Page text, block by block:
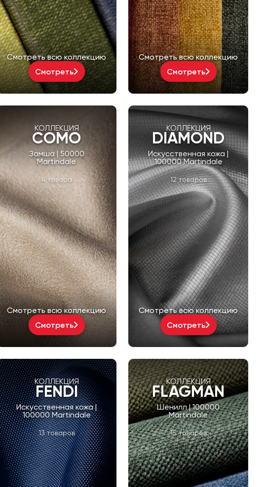
Смотреть всю коллекцию
Смотреть
Смотреть всю коллекцию
Смотреть
КОЛЛЕКЦИЯ
COMO
Замша | 50000
Martindale
4 товара
Смотреть всю коллекцию
Смотреть
КОЛЛЕКЦИЯ
DIAMOND
Искусственная кожа |
100000 Martindale
12 товаров
Смотреть всю коллекцию
Смотреть
КОЛЛЕКЦИЯ
FENDI
Искусственная кожа |
100000 Martindale
13 товаров
КОЛЛЕКЦИЯ
FLAGMAN
Шенилл | 100000
Martindale
15 товаров